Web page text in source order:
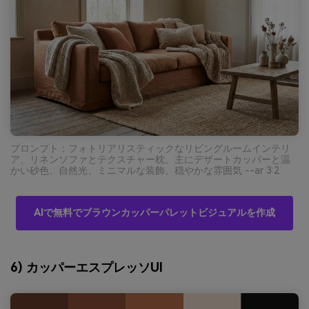
プロンプト：フォトリアリスティックなリビングルームインテリ
ア、リネンソファとテクスチャー枕、主にデザートカッパーと温
かい砂色、自然光、ミニマルな装飾、穏やかな雰囲気 --ar 3:2
AIで無料でブラウンカッパーパレットビジュアルを作成
6) カッパーエスプレッソUI